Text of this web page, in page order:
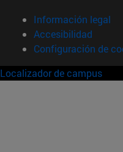
Información legal
Accesibilidad
Configuración de
Localizador de campus